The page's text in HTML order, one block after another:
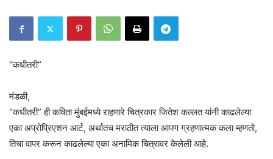
“कधीतरी”
मंडळी,
“कधीतरी” ही कविता मुंबईमध्ये राहणारे चित्रकार जितेश कल्लत यांनी काढलेल्या
एका अप्रोप्रिएशन आर्ट, अर्थातच मराठीत त्याला आपण ग्रहणात्मक कला म्हणतो,
तिचा वापर करून काढलेल्या एका अनामिक चित्रावर केलेली आहे.